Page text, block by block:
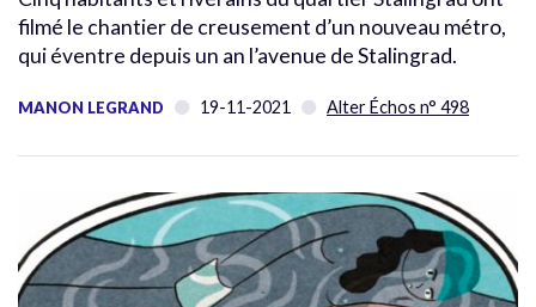
filmé le chantier de creusement d’un nouveau métro,
qui éventre depuis un an l’avenue de Stalingrad.
MANON LEGRAND 19-11-2021 Alter Échos n° 498